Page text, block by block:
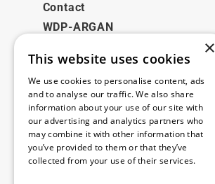
Contact
WDP-ARGAN
Juridisch
Disclaimer
Privacybeleid
Cookie Policy
×
This website uses cookies
We use cookies to personalise content, ads
and to analyse our traffic. We also share
information about your use of our site with
our advertising and analytics partners who
may combine it with other information that
you’ve provided to them or that they’ve
collected from your use of their services.